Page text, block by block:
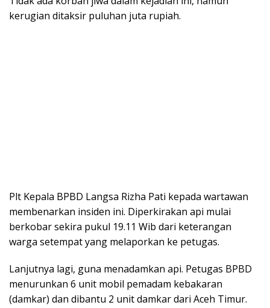
kerugian ditaksir puluhan juta rupiah.
Plt Kepala BPBD Langsa Rizha Pati kepada wartawan
membenarkan insiden ini. Diperkirakan api mulai
berkobar sekira pukul 19.11 Wib dari keterangan
warga setempat yang melaporkan ke petugas.
Lanjutnya lagi, guna menadamkan api. Petugas BPBD
menurunkan 6 unit mobil pemadam kebakaran
(damkar) dan dibantu 2 unit damkar dari Aceh Timur.